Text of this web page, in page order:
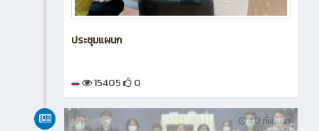
ประชุมแผนก
15405 0
4 ปี ที่ผ่านมา
ข่าวสาร